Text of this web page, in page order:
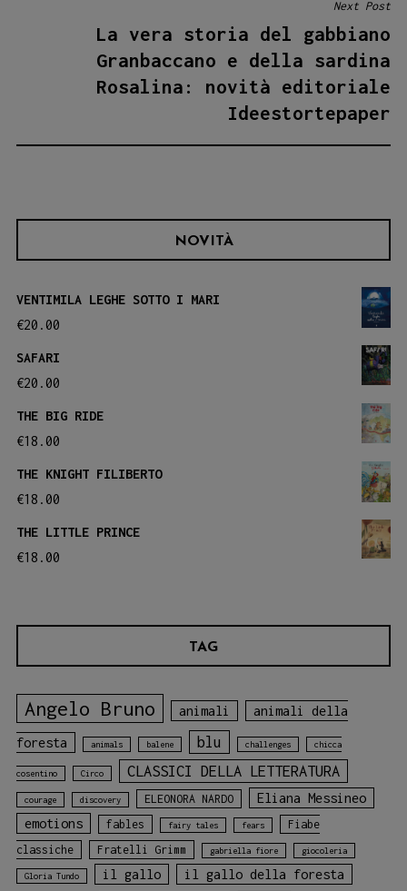
Next Post
La vera storia del gabbiano
Granbaccano e della sardina
Rosalina: novità editoriale
Ideestortepaper
NOVITÀ
VENTIMILA LEGHE SOTTO I MARI
€20.00
SAFARI
€20.00
THE BIG RIDE
€18.00
THE KNIGHT FILIBERTO
€18.00
THE LITTLE PRINCE
€18.00
TAG
Angelo Bruno animali animali della
foresta animals balene blu challenges chicca
cosentino Circo CLASSICI DELLA LETTERATURA
courage discovery ELEONORA NARDO
Eliana Messineo
emotions
fables fairy tales fears
Fiabe
classiche
Fratelli Grimm gabriella fiore giocoleria
Gloria Tundo il gallo il gallo della foresta